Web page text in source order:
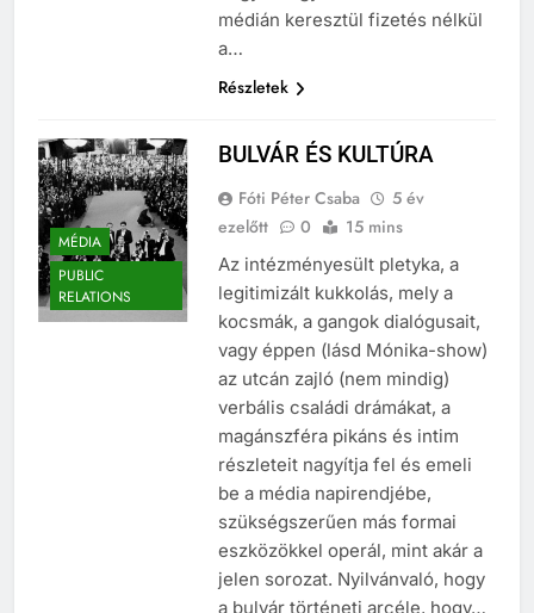
hogyan vigyük szervezetünket a
médián keresztül fizetés nélkül
MÉDIA
PUBLIC
RELATIONS
Fóti Péter Csaba
5 év
Az intézményesült pletyka, a
legitimizált kukkolás, mely a
kocsmák, a gangok dialógusait,
vagy éppen (lásd Mónika-show)
az utcán zajló (nem mindig)
verbális családi drámákat, a
magánszféra pikáns és intim
részleteit nagyítja fel és emeli
be a média napirendjébe,
szükségszerűen más formai
eszközökkel operál, mint akár a
jelen sorozat. Nyilvánvaló, hogy